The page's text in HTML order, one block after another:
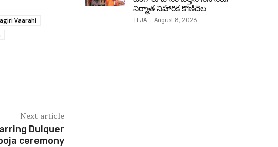
Vaarahi
Next article
Dulquer
ceremony
నిర్మాత నిహారిక కొణిదెల
TFJA - August 8, 2026